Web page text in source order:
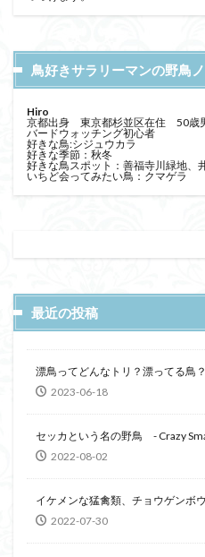
鳥好きサラリーマンの野鳥
Hiro
京都出身 東京都杉並区在住 50歳
バードウォッチング初心者
好きな鳥:シジュウカラ
好きな季節：秋冬
好きな鳥スポット：善福寺川緑地、
いちど会ってみたい鳥：クマゲラ
最近の投稿
漂鳥ってどんなトリ？漂ってる鳥
2023-06-18
セッカという名の野鳥 - Crazy
2022-08-02
イケメンな猛禽類、チョウゲンボ
2022-07-30